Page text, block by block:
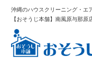
沖縄のハウスクリーニング・エ
【おそうじ本舗】南風原与那原